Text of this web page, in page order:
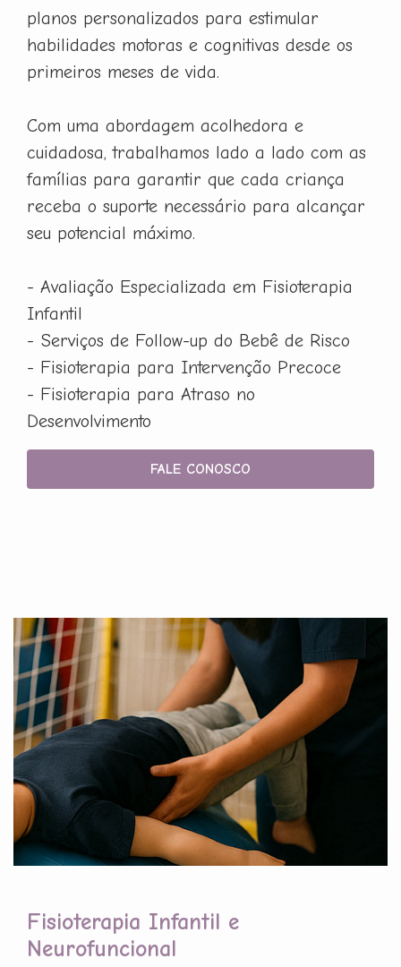
planos personalizados para estimular
habilidades motoras e cognitivas desde os
primeiros meses de vida.
Com uma abordagem acolhedora e
cuidadosa, trabalhamos lado a lado com as
famílias para garantir que cada criança
receba o suporte necessário para alcançar
seu potencial máximo.
- Avaliação Especializada em Fisioterapia
Infantil
- Serviços de Follow-up do Bebê de Risco
- Fisioterapia para Intervenção Precoce
- Fisioterapia para Atraso no
Desenvolvimento
FALE CONOSCO
Fisioterapia Infantil e
Neurofuncional